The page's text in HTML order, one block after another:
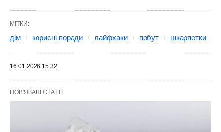
МІТКИ:
дім корисні поради лайфхаки побут шкарпетки
16.01.2026 15:32
ПОВ'ЯЗАНІ СТАТТІ